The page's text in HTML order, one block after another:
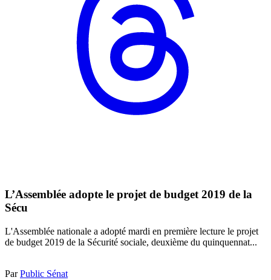
L’Assemblée adopte le projet de budget 2019 de la
Sécu
L'Assemblée nationale a adopté mardi en première lecture le projet
de budget 2019 de la Sécurité sociale, deuxième du quinquennat...
ParPublic Sénat